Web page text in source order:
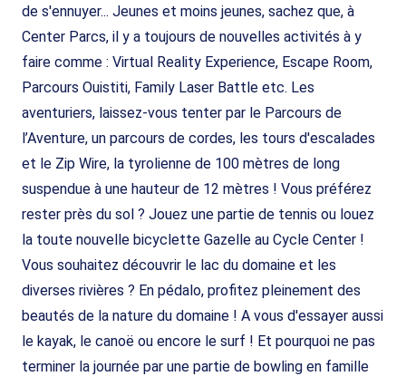
de s'ennuyer... Jeunes et moins jeunes, sachez que, à
Center Parcs, il y a toujours de nouvelles activités à y
faire comme : Virtual Reality Experience, Escape Room,
Parcours Ouistiti, Family Laser Battle etc. Les
aventuriers, laissez-vous tenter par le Parcours de
l’Aventure, un parcours de cordes, les tours d'escalades
et le Zip Wire, la tyrolienne de 100 mètres de long
suspendue à une hauteur de 12 mètres ! Vous préférez
rester près du sol ? Jouez une partie de tennis ou louez
la toute nouvelle bicyclette Gazelle au Cycle Center !
Vous souhaitez découvrir le lac du domaine et les
diverses rivières ? En pédalo, profitez pleinement des
beautés de la nature du domaine ! A vous d'essayer aussi
le kayak, le canoë ou encore le surf ! Et pourquoi ne pas
terminer la journée par une partie de bowling en famille